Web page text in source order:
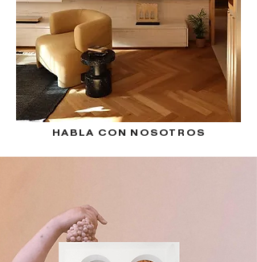
HABLA CON NOSOTROS